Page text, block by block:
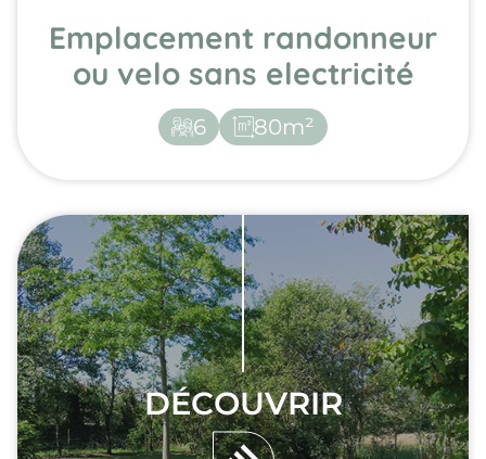
Emplacement randonneur
ou velo sans electricité
6 80m²
DÉCOUVRIR